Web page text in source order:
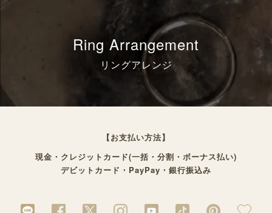
Ring Arrangement
リングアレンジ
【お支払い方法】
現金・クレジットカード(一括・分割・ボーナス払い)
デビットカード・PayPay・銀行振込み